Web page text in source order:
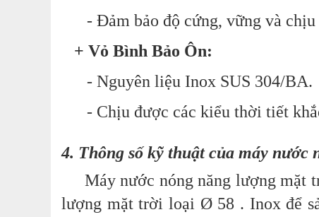
- Đảm bảo độ cứng, vững và chịu
+ Vỏ Bình Bảo Ôn:
- Nguyên liệu Inox SUS 304/BA.
- Chịu được các kiểu thời tiết
4. Thông số kỹ thuật của máy
Máy nước nóng năng lượng mặt
lượng mặt trời loại Ø 58 . Inox để